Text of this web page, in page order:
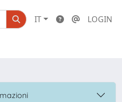
IT LOGIN